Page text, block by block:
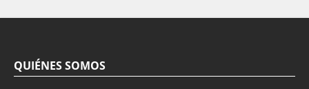
QUIÉNES SOMOS